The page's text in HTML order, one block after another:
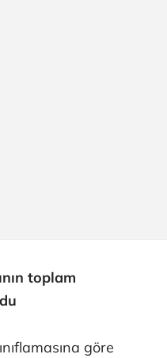
toplam
göre